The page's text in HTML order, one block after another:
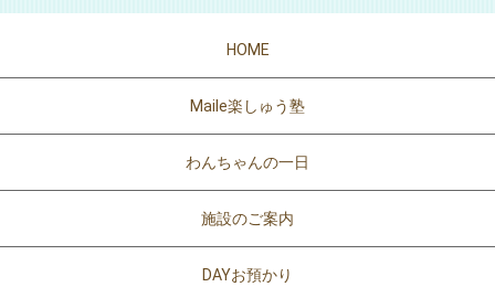
HOME
Maile楽しゅう塾
わんちゃんの一日
施設のご案内
DAYお預かり